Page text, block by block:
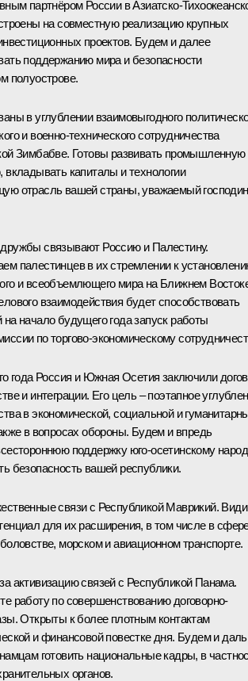
партнёром России в Азиатско-
на совместную реализацию крупных
проектов. Будем и далее
поддержанию мира и безопасности
полуострове.
в углублении взаимовыгодного
и военно-технического сотрудничества
Зимбабве. Готовы развивать промышленную
вкладывать капиталы и технологии
отрасль вашей страны, уважаемый господин
связывают Россию и Палестину.
палестинцев в их стремлении к
и всеобъемлющего мира на Ближнем
взаимодействия будет способствовать
начало будущего года запуск работы
по торгово-экономическому
года Россия и Южная Осетия заключили
и интеграции. Его цель – поэтапное
в экономической, социальной и
в вопросах обороны. Будем и впредь
поддержку юго-осетинскому
безопасность вашей республики.
связи с Республикой Маврикий.
для их расширения, в том числе в
морском и авиационном транспорте.
активизацию связей с Республикой Панама.
работу по совершенствованию договорно-
Открыты к более плотным контактам
и финансовой повестке дня. Будем и
готовить национальные кадры, в
органов.